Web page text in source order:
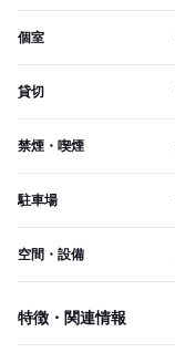
個室
貸切
禁煙・喫煙
駐車場
空間・設備
特徴・関連情報